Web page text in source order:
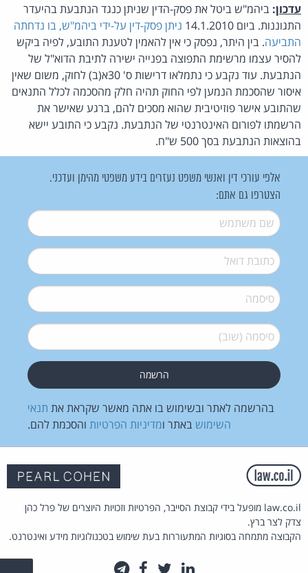
עדכון: ביהמ"ש ביטל את פסק-הדין שניתן כנגד הנתבעת בהיעדר
התגוננות. ביום 14.1.2010
ניתן פסק-דין על-ידי ביהמ"ש, בו נדחתה
התביעה. בין היתר, נפסק כי אין להאמין לטענת התובע, לפיה ביקש
להסיר עצמו מרשימת התפוצה בפנייה ישירה לתיבת הדוא"ל של
הנתבעת. עוד נקבע כי נתמלאו דרישות ס' 30א(ב) לחוק, משום שאין
איסור שהסכמת הנמען לפי החוק תהיה חלק מהסכמה לכלל התנאים
שהתובע אישר פוזיטיבית שהוא מסכים להם, ברגע שאישר את
הרשמתו לפורום האינטרנטי של הנתבעת. נקבע כי התובע יישא
בהוצאות הנתבעת בסך 500 ש"ח.
אלפי עורכי דין ואנשי משפט נעזרים בידע משפטי מהימן ועדכני.
הצטרפו גם אתם:
שם משתמש*
דואל*
סיסמה*
סיסמה (שוב)*
בהרשמה לאתר ובשימוש בו אתה מאשר שקראת את תנאי
השימוש באתר ומדיניות הפרטיות והסכמת להם.
law.co.il מופעל בידי קבוצת הסייבר, הפרטיות וזכויות היוצרים של פרל כהן
צדק לצר ברץ.
הקבוצה מתמחה בסוגיות המתעוררות בעת שימוש בטכנולוגיות מידע ואינטרנט.
לינקדאין
טוויטרפייסבוק